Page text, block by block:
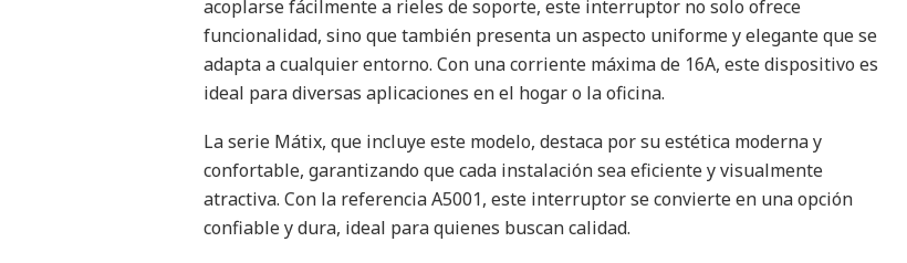
acoplarse fácilmente a rieles de soporte, este interruptor no solo ofrece
funcionalidad, sino que también presenta un aspecto uniforme y elegante que se
adapta a cualquier entorno. Con una corriente máxima de 16A, este dispositivo es
ideal para diversas aplicaciones en el hogar o la oficina.
La serie Mátix, que incluye este modelo, destaca por su estética moderna y
confortable, garantizando que cada instalación sea eficiente y visualmente
atractiva. Con la referencia A5001, este interruptor se convierte en una opción
confiable y dura, ideal para quienes buscan calidad.